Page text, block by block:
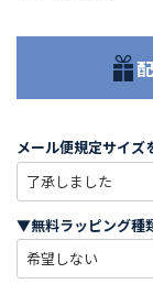
メール便規定サイズ
▼無料ラッピング種